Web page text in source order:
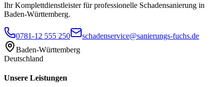
Ihr Komplettdienstleister für professionelle Schadensanierung in
Baden-Württemberg.
0781-12 555 250
schadenservice@sanierungs-fuchs.de
Baden-Württemberg
Deutschland
Unsere Leistungen